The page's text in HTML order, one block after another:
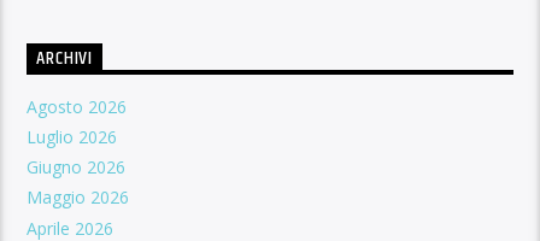
ARCHIVI
Agosto 2026
Luglio 2026
Giugno 2026
Maggio 2026
Aprile 2026